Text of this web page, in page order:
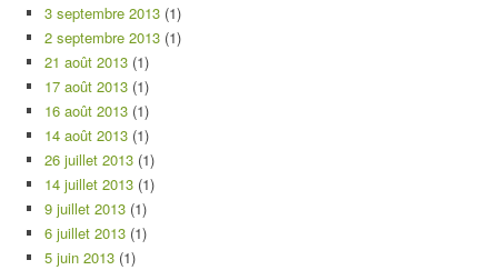
3 septembre 2013 (1)
2 septembre 2013 (1)
21 août 2013 (1)
17 août 2013 (1)
16 août 2013 (1)
14 août 2013 (1)
26 juillet 2013 (1)
14 juillet 2013 (1)
9 juillet 2013 (1)
6 juillet 2013 (1)
5 juin 2013 (1)